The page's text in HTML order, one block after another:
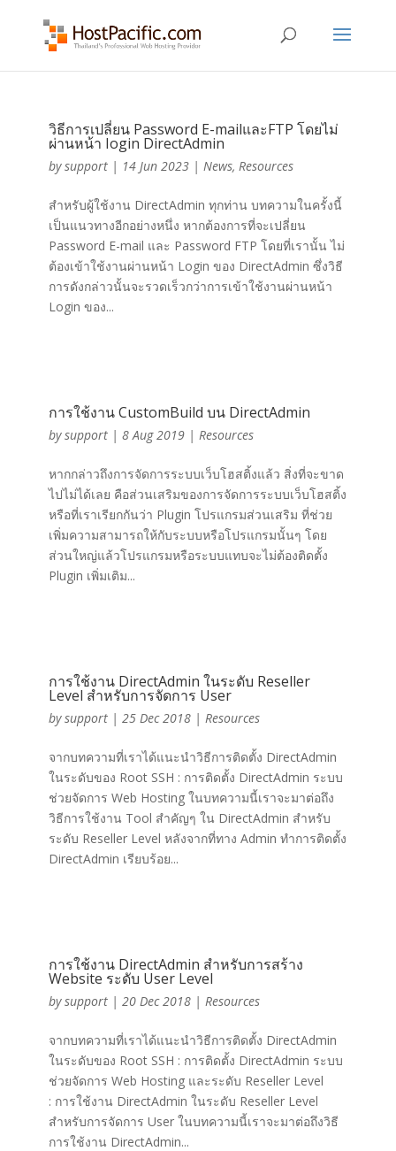
วิธีการเปลี่ยน Password E-mailและFTP โดยไม่
ผ่านหน้า Iogin DirectAdmin
bysupport| 14 Jun 2023| News, Resources
สำหรับผู้ใช้งาน DirectAdmin ทุกท่าน บทความในครั้งนี้
เป็นแนวทางอีกอย่างหนึ่ง หากต้องการที่จะเปลี่ยน
Password E-mail และ Password FTP โดยที่เรานั้น ไม่
ต้องเข้าใช้งานผ่านหน้า Login ของ DirectAdmin ซึ่งวิธี
การดังกล่าวนั้นจะรวดเร็วกว่าการเข้าใช้งานผ่านหน้า
Login ของ...
การใช้งาน CustomBuild บน DirectAdmin
bysupport| 8 Aug 2019| Resources
หากกล่าวถึงการจัดการระบบเว็บโฮสติ้งแล้ว สิ่งที่จะขาด
ไปไม่ได้เลย คือส่วนเสริมของการจัดการระบบเว็บโฮสติ้ง
หรือที่เราเรียกกันว่า Plugin โปรแกรมส่วนเสริม ที่ช่วย
เพิ่มความสามารถให้กับระบบหรือโปรแกรมนั้นๆ โดย
ส่วนใหญ่แล้วโปรแกรมหรือระบบแทบจะไม่ต้องติดตั้ง
Plugin เพิ่มเติม...
การใช้งาน DirectAdmin ในระดับ Reseller
Level สำหรับการจัดการ User
bysupport| 25 Dec 2018| Resources
จากบทความที่เราได้แนะนำวิธีการติดตั้ง DirectAdmin
ในระดับของ Root SSH : การติดตั้ง DirectAdmin ระบบ
ช่วยจัดการ Web Hosting ในบทความนี้เราจะมาต่อถึง
วิธีการใช้งาน Tool สำคัญๆ ใน DirectAdmin สำหรับ
ระดับ Reseller Level หลังจากที่ทาง Admin ทำการติดตั้ง
DirectAdmin เรียบร้อย...
การใช้งาน DirectAdmin สำหรับการสร้าง
Website ระดับ User Level
bysupport| 20 Dec 2018| Resources
จากบทความที่เราได้แนะนำวิธีการติดตั้ง DirectAdmin
ในระดับของ Root SSH : การติดตั้ง DirectAdmin ระบบ
ช่วยจัดการ Web Hosting และระดับ Reseller Level
: การใช้งาน DirectAdmin ในระดับ Reseller Level
สำหรับการจัดการ User ในบทความนี้เราจะมาต่อถึงวิธี
การใช้งาน DirectAdmin...